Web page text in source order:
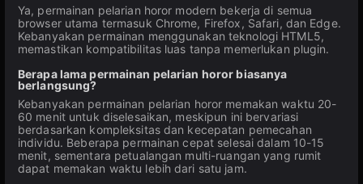
Ya, permainan pelarian horor modern bekerja di semua
browser utama termasuk Chrome, Firefox, Safari, dan Edge.
Kebanyakan permainan menggunakan teknologi HTML5,
memastikan kompatibilitas luas tanpa memerlukan plugin.
Berapa lama permainan pelarian horor biasanya
berlangsung?
Kebanyakan permainan pelarian horor memakan waktu 20-
60 menit untuk diselesaikan, meskipun ini bervariasi
berdasarkan kompleksitas dan kecepatan pemecahan
individu. Beberapa permainan cepat selesai dalam 10-15
menit, sementara petualangan multi-ruangan yang rumit
dapat memakan waktu lebih dari satu jam.